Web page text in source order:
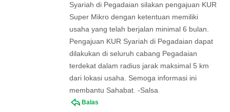
Syariah di Pegadaian silakan pengajuan KUR
Super Mikro dengan ketentuan memiliki
usaha yang telah berjalan minimal 6 bulan.
Pengajuan KUR Syariah di Pegadaian dapat
dilakukan di seluruh cabang Pegadaian
terdekat dalam radius jarak maksimal 5 km
dari lokasi usaha. Semoga informasi ini
membantu Sahabat. -Salsa
Balas